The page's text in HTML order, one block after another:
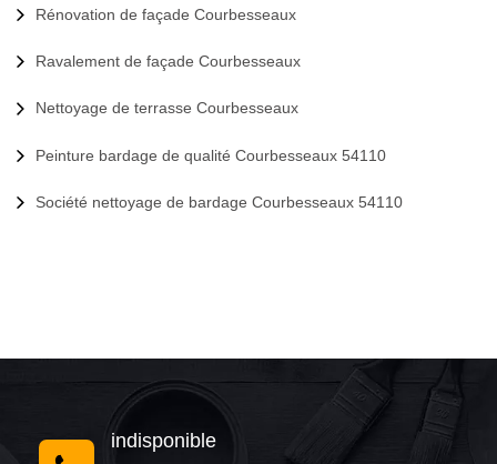
Rénovation de façade Courbesseaux
Ravalement de façade Courbesseaux
Nettoyage de terrasse Courbesseaux
Peinture bardage de qualité Courbesseaux 54110
Société nettoyage de bardage Courbesseaux 54110
indisponible